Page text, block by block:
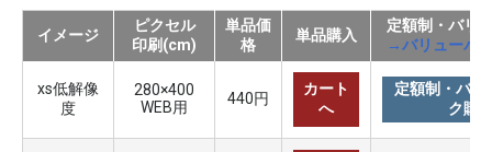
イメージ
ピクセル
印刷(cm)
単品価
格
単品購入
定額制・バリ
→バリューパ
xs低解像
度
280×400
WEB用
440円
カート
へ
定額制・バリ
ク購